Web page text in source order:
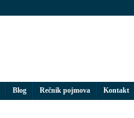
Blog Rečnik pojmova Kontakt